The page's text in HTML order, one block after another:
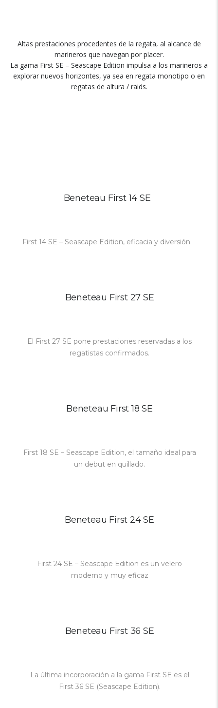
Altas prestaciones procedentes de la regata, al alcance de
marineros que navegan por placer.
La gama First SE – Seascape Edition impulsa a los marineros a
explorar nuevos horizontes, ya sea en regata monotipo o en
regatas de altura / raids.
Beneteau First 14 SE
First 14 SE – Seascape Edition, eficacia y diversión.
Beneteau First 27 SE
El First 27 SE pone prestaciones reservadas a los
regatistas confirmados.
Beneteau First 18 SE
First 18 SE – Seascape Edition, el tamaño ideal para
un debut en quillado.
Beneteau First 24 SE
First 24 SE – Seascape Edition es un velero
moderno y muy eficaz
Beneteau First 36 SE
La última incorporación a la gama First SE es el
First 36 SE (Seascape Edition).